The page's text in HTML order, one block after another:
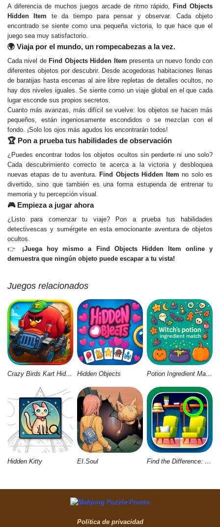
A diferencia de muchos juegos arcade de ritmo rápido, Find Objects
Hidden Item te da tiempo para pensar y observar. Cada objeto
encontrado se siente como una pequeña victoria, lo que hace que el
juego sea muy satisfactorio.
🌍 Viaja por el mundo, un rompecabezas a la vez.
Cada nivel deFind Objects Hidden Item presenta un nuevo fondo con
diferentes objetos por descubrir. Desde acogedoras habitaciones llenas
de baratijas hasta escenas al aire libre repletas de detalles ocultos, no
hay dos niveles iguales. Se siente como un viaje global en el que cada
lugar esconde sus propios secretos.
Cuanto más avanzas, más difícil se vuelve: los objetos se hacen más
pequeños, están ingeniosamente escondidos o se mezclan con el
fondo. ¡Solo los ojos más agudos los encontrarán todos!
🏆 Pon a prueba tus habilidades de observación
¿Puedes encontrar todos los objetos ocultos sin perderte ni uno solo?
Cada descubrimiento correcto te acerca a la victoria y desbloquea
nuevas etapas de tu aventura.Find Objects Hidden Item no solo es
divertido, sino que también es una forma estupenda de entrenar tu
memoria y tu percepción visual.
🎮 Empieza a jugar ahora
¿Listo para comenzar tu viaje? Pon a prueba tus habilidades
detectivescas y sumérgete en esta emocionante aventura de objetos
ocultos.
👉 ¡Juega hoy mismo a Find Objects Hidden Item online y
demuestra que ningún objeto puede escapar a tu vista!
Juegos relacionados
Crazy Birds Kart Hidden Stars Hidden Objects Potion Ingredient Match
Hidden Kitty EI.Soul Find the Difference: Wednesday Mode
Política de privacidad